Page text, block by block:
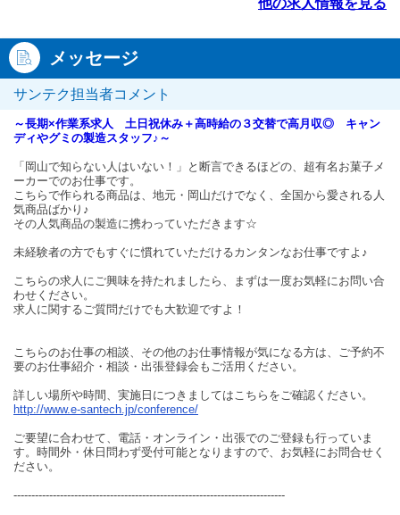
メッセージ
サンテク担当者コメント
～長期×作業系求人 土日祝休み＋高時給の３交替で高月収◎ キャン
ディやグミの製造スタッフ♪～
「岡山で知らない人はいない！」と断言できるほどの、超有名お菓子メ
ーカーでのお仕事です。
こちらで作られる商品は、地元・岡山だけでなく、全国から愛される人
気商品ばかり♪
その人気商品の製造に携わっていただきます☆
未経験者の方でもすぐに慣れていただけるカンタンなお仕事ですよ♪
こちらの求人にご興味を持たれましたら、まずは一度お気軽にお問い合
わせください。
求人に関するご質問だけでも大歓迎ですよ！
こちらのお仕事の相談、その他のお仕事情報が気になる方は、ご予約不
要のお仕事紹介・相談・出張登録会もご活用ください。
詳しい場所や時間、実施日につきましてはこちらをご確認ください。
http://www.e-santech.jp/conference/
ご要望に合わせて、電話・オンライン・出張でのご登録も行っていま
す。時間外・休日問わず受付可能となりますので、お気軽にお問合せく
ださい。
----------------------------------------------------------------------------